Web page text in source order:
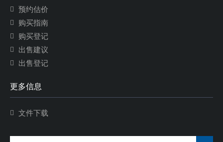
预约估价
购买指南
购买登记
出售建议
出售登记
更多信息
文件下载